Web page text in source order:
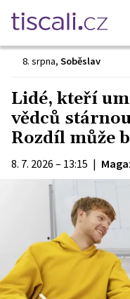
8. srpna, Soběslav
Lidé, kteří
vědců
Rozdíl může
8. 7. 2026 – 13:15 |